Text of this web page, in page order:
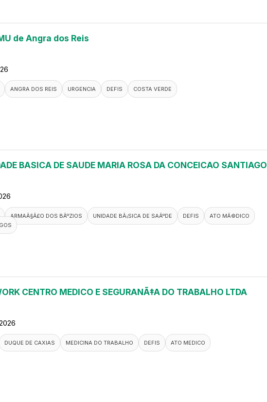
de Angra dos Reis
ANGRA DOS REIS URGENCIA DEFIS COSTA VERDE
BASICA DE SAUDE MARIA ROSA DA CONCEICAO SANTIAGO
ARMAÃ§Ã£O DOS BÃºZIOS UNIDADE BÃ¡SICA DE SAÃºDE DEFIS
ATO MÃ©DICO
CENTRO MEDICO E SEGURANÃ‡A DO TRABALHO LTDA
DUQUE DE CAXIAS MEDICINA DO TRABALHO DEFIS ATO MEDICO